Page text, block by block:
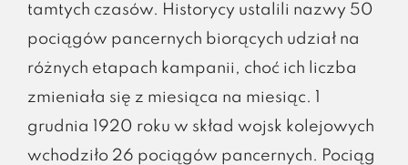
tamtych czasów. Historycy ustalili nazwy 50
pociągów pancernych biorących udział na
różnych etapach kampanii, choć ich liczba
zmieniała się z miesiąca na miesiąc. 1
grudnia 1920 roku w skład wojsk kolejowych
wchodziło 26 pociągów pancernych. Pociąg